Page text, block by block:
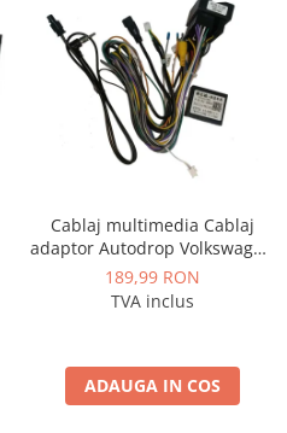
Cablaj multimedia Cablaj
adaptor Autodrop Volkswagen
Golf 7 (2013+) pentru Navigații
multimedia Android
189,99 RON
TVA inclus
ADAUGA IN COS